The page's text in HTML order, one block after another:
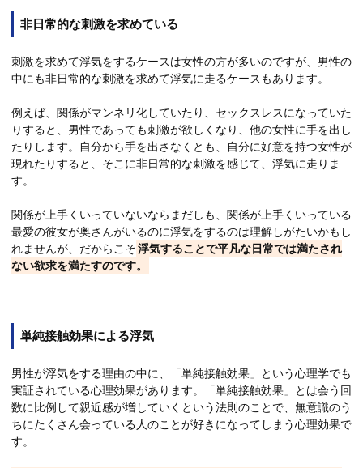
非日常的な刺激を求めている
刺激を求めて浮気をするケースは女性の方が多いのですが、男性の
中にも非日常的な刺激を求めて浮気に走るケースもあります。
例えば、関係がマンネリ化していたり、セックスレスになっていた
りすると、男性であっても刺激が欲しくなり、他の女性に手を出し
たりします。自分から手を出さなくとも、自分に好意を持つ女性が
現れたりすると、そこに非日常的な刺激を感じて、浮気に走りま
す。
関係が上手くいっていないならまだしも、関係が上手くいっている
最愛の彼女が奥さんがいるのに浮気をするのは理解しがたいかもし
れませんが、だからこそ浮気することで平凡な日常では満たされ
ない欲求を満たすのです。
単純接触効果による浮気
男性が浮気をする理由の中に、「単純接触効果」という心理学でも
実証されている心理効果があります。「単純接触効果」とは会う回
数に比例して親近感が増していくという法則のことで、無意識のう
ちにたくさん会っている人のことが好きになってしまう心理効果で
す。